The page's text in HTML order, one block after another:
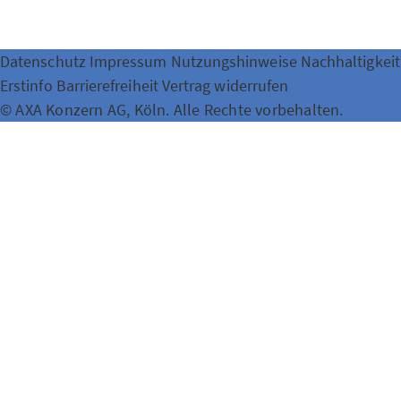
Datenschutz Impressum Nutzungshinweise Nachhaltigkeit
Erstinfo BarrierefreiheitVertrag widerrufen
© AXA Konzern AG, Köln. Alle Rechte vorbehalten.